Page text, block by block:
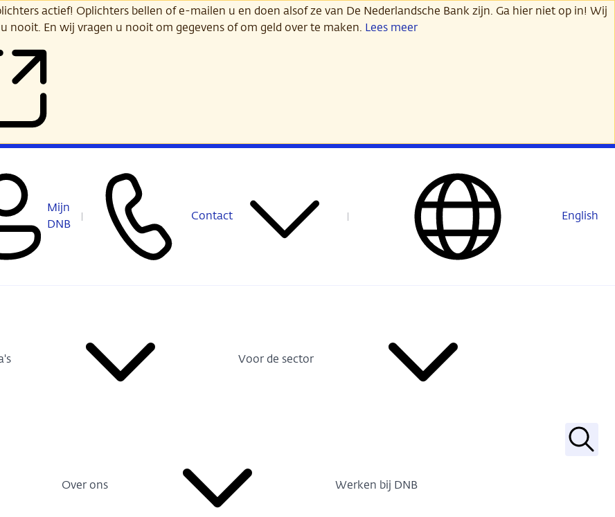
actief! Oplichters bellen of e-mailen u en doen alsof ze van De Nederlandsche Bank zijn. Ga hier niet op in! Wij
nooit. En wij vragen u nooit om gegevens of om geld over te maken. Lees meer
Mijn
DNB
Contact English
Voor de sector
Over ons Werken bij DNB
Zoek